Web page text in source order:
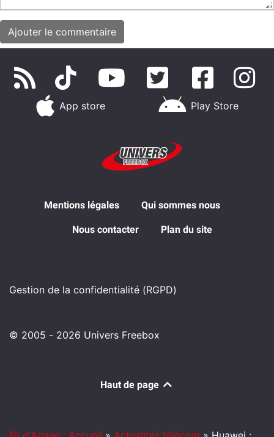
App store Play Store
Mentions légales Qui sommes nous
Nous contacter Plan du site
Gestion de la confidentialité (RGPD)
© 2005 - 2026 Univers Freebox
Haut de page